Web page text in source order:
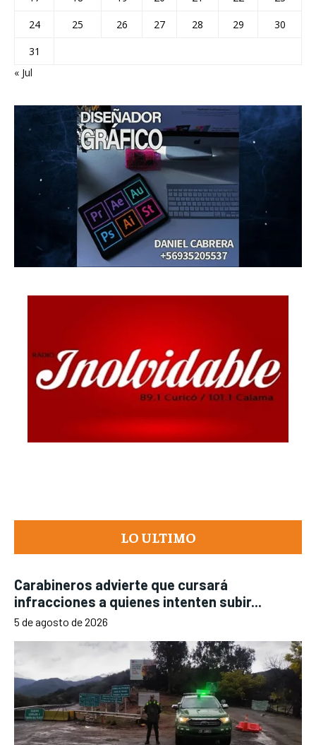
24
25 26 27 28 29
30
31
« Jul
LO ULTIMO
Carabineros advierte que cursará
infracciones a quienes intenten subir...
5 de agosto de 2026